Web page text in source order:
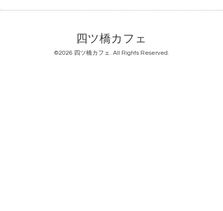
四ツ橋カフェ
©2026 四ツ橋カフェ. All Rights Reserved.